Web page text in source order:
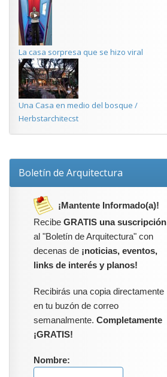
La casa sorpresa que se hizo viral
Una Casa en medio del bosque /
Herbstarchitecst
Boletín de Arquitectura
¡Mantente Informado(a)!
Recibe GRATIS una suscripción
al "Boletín de Arquitectura" con
decenas de ¡noticias, eventos,
links de interés y planos!
Recibirás una copia directamente
en tu buzón de correo
semanalmente. Completamente
¡GRATIS!
Nombre: